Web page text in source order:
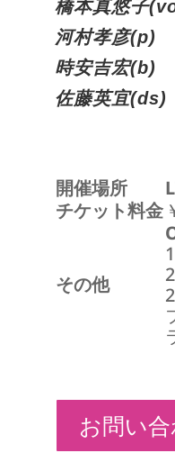
橋本真悠子
河村孝彦(p)
時安吉宏(b)
佐藤英宜(ds)
開催場所
チケット料金
その他
お問い